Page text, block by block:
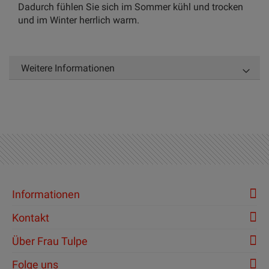
Dadurch fühlen Sie sich im Sommer kühl und trocken
und im Winter herrlich warm.
Weitere Informationen
Informationen
Kontakt
Über Frau Tulpe
Folge uns